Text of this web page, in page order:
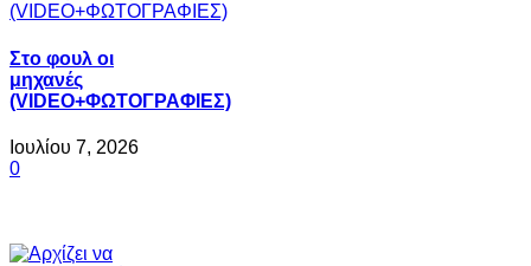
Στο φουλ οι
μηχανές
(VIDEO+ΦΩΤΟΓΡΑΦΙΕΣ)
Ιουλίου 7, 2026
0